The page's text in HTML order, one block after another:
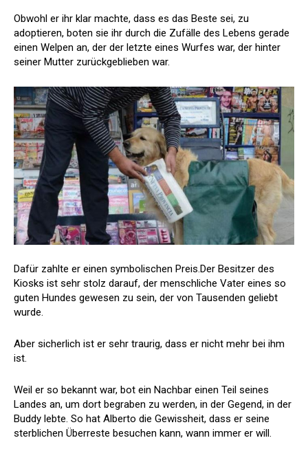
Obwohl er ihr klar machte, dass es das Beste sei, zu
adoptieren, boten sie ihr durch die Zufälle des Lebens gerade
einen Welpen an, der der letzte eines Wurfes war, der hinter
seiner Mutter zurückgeblieben war.
Dafür zahlte er einen symbolischen Preis.Der Besitzer des
Kiosks ist sehr stolz darauf, der menschliche Vater eines so
guten Hundes gewesen zu sein, der von Tausenden geliebt
wurde.
Aber sicherlich ist er sehr traurig, dass er nicht mehr bei ihm
ist.
Weil er so bekannt war, bot ein Nachbar einen Teil seines
Landes an, um dort begraben zu werden, in der Gegend, in der
Buddy lebte. So hat Alberto die Gewissheit, dass er seine
sterblichen Überreste besuchen kann, wann immer er will.